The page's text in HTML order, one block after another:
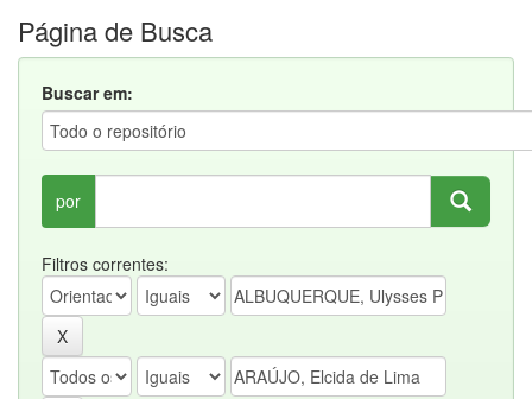
Página de Busca
Buscar em:
por
Filtros correntes: